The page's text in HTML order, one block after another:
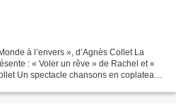
à l’envers », d’Agnès Collet La
: « Voler un rêve » de Rachel et «
Un spectacle chansons en coplateau